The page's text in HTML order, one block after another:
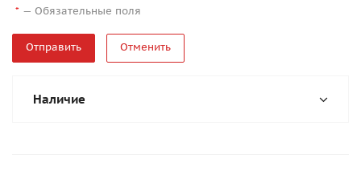
* — Обязательные поля
Отменить
Наличие